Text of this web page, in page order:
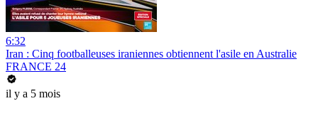
6:32
Iran : Cinq footballeuses iraniennes obtiennent l'asile en Australie
FRANCE 24
il y a 5 mois